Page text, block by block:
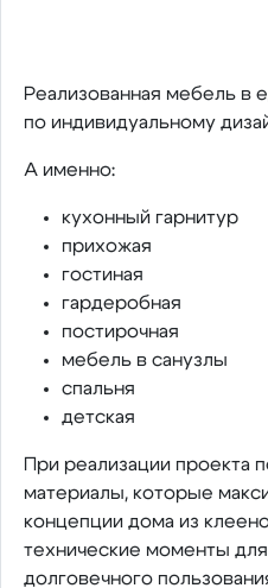
Реализованная мебель в
по индивидуальному
А именно:
кухонный гарнитур
прихожая
гостиная
гардеробная
постирочная
мебель в санузлы
спальня
детская
При реализации проекта
материалы, которые
концепции дома из
технические моменты
долговечного